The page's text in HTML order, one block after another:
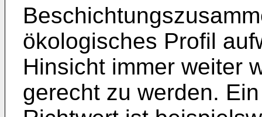
ökologisches Profil
Hinsicht immer weiter
gerecht zu werden.